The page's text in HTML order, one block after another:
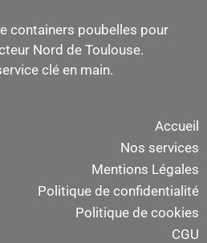
containers poubelles pour
Nord de Toulouse.
clé en main.
Accueil
Nos services
Mentions Légales
Politique de confidentialité
Politique de cookies
CGU